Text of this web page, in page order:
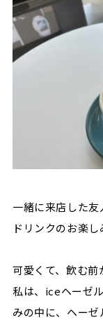
一緒に来店した
ドリンクのお楽
可愛くて、飲む
私は、iceヘーゼ
みの中に、ヘー